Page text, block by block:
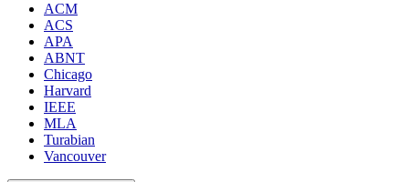
ACM
ACS
APA
ABNT
Chicago
Harvard
IEEE
MLA
Turabian
Vancouver